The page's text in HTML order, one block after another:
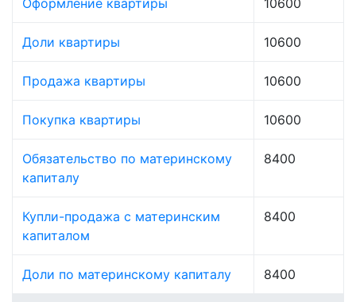
Оформление квартиры 10600
Доли квартиры 10600
Продажа квартиры 10600
Покупка квартиры 10600
Обязательство по материнскому
капиталу
8400
Купли-продажа с материнским
капиталом
8400
Доли по материнскому капиталу 8400